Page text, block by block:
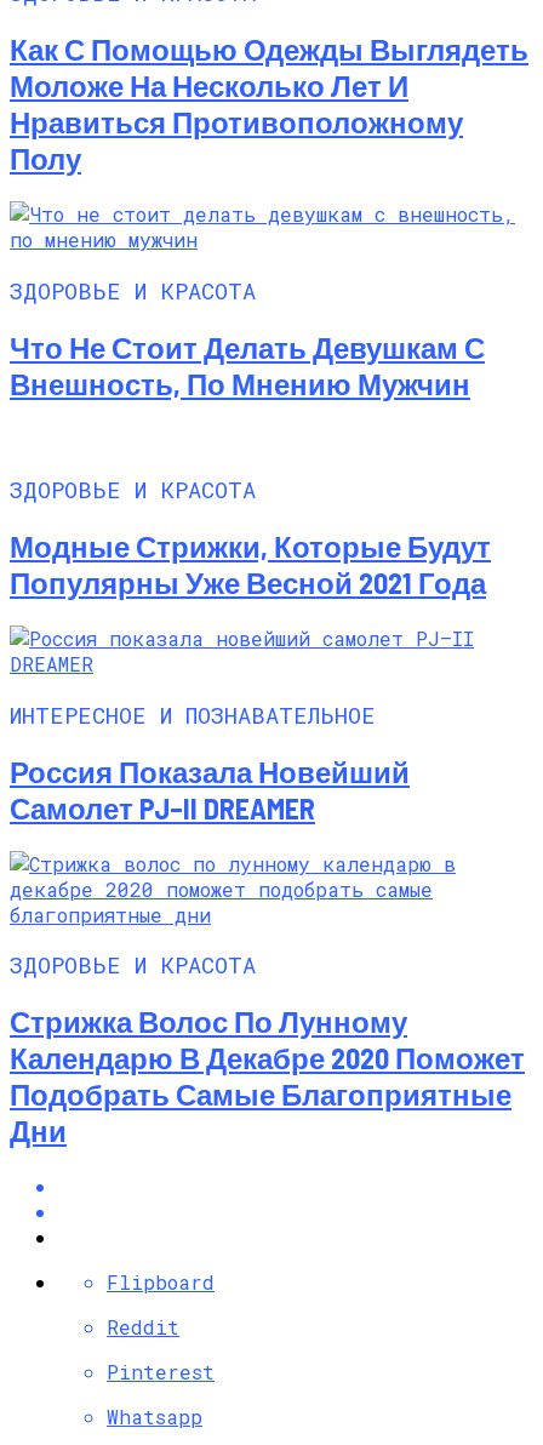
Как С Помощью Одежды Выглядеть
Моложе На Несколько Лет И
Нравиться Противоположному
Полу
ЗДОРОВЬЕ И КРАСОТА
Что Не Стоит Делать Девушкам С
Внешность, По Мнению Мужчин
ЗДОРОВЬЕ И КРАСОТА
Модные Стрижки, Которые Будут
Популярны Уже Весной 2021 Года
ИНТЕРЕСНОЕ И ПОЗНАВАТЕЛЬНОЕ
Россия Показала Новейший
Самолет PJ–II DREAMER
ЗДОРОВЬЕ И КРАСОТА
Стрижка Волос По Лунному
Календарю В Декабре 2020 Поможет
Подобрать Самые Благоприятные
Дни
Flipboard
Reddit
Pinterest
Whatsapp